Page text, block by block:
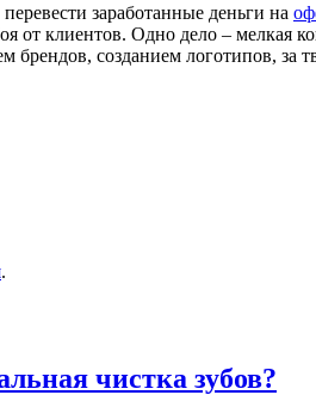
заработанные деньги на
от клиентов. Одно дело –
брендов, созданием логотипов,
.
чистка зубов?